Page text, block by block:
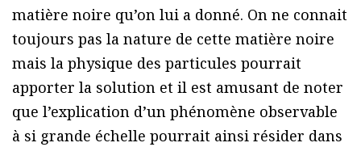
matière noire qu’on lui a donné. On ne connait
toujours pas la nature de cette matière noire
mais la physique des particules pourrait
apporter la solution et il est amusant de noter
que l’explication d’un phénomène observable
à si grande échelle pourrait ainsi résider dans